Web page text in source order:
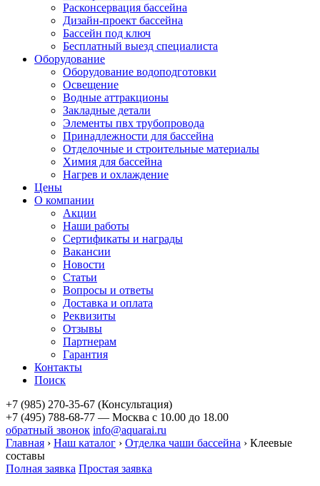
Расконсервация бассейна
Дизайн-проект бассейна
Бассейн под ключ
Бесплатный выезд специалиста
Оборудование
Оборудование водоподготовки
Освещение
Водные аттракционы
Закладные детали
Элементы пвх трубопровода
Принадлежности для бассейна
Отделочные и строительные материалы
Химия для бассейна
Нагрев и охлаждение
Цены
О компании
Акции
Наши работы
Сертификаты и награды
Вакансии
Новости
Статьи
Вопросы и ответы
Доставка и оплата
Реквизиты
Отзывы
Партнерам
Гарантия
Контакты
Поиск
+7 (985) 270-35-67 (Консультация)
+7 (495) 788-68-77 — Москва с 10.00 до 18.00
обратный звонок info@aquarai.ru
Главная › Наш каталог › Отделка чаши бассейна › Клеевые
составы
Полная заявка Простая заявка